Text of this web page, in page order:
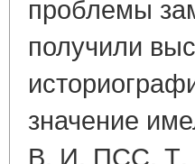
проблемы
получили
значение
В. И. ПСС. Т.